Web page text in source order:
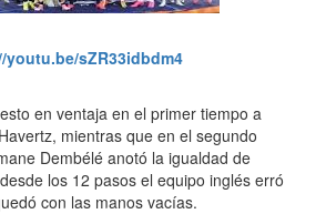
youtu.be/sZR33idbdm4
en ventaja en el primer tiempo a
mientras que en el segundo
Dembélé anotó la igualdad de
los 12 pasos el equipo inglés erró
con las manos vacías.